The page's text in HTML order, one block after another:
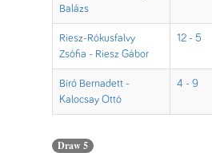
Balázs
Riesz-Rókusfalvy
Zsófia - Riesz Gábor
12 - 5
Bíró Bernadett -
Kalocsay Ottó
4 - 9
Draw 5